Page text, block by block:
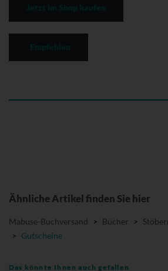
Ähnliche Artikel finden Sie hier
Mabuse-Buchversand > Bücher >
> Gutscheine
Das könnte Ihnen auch gefallen